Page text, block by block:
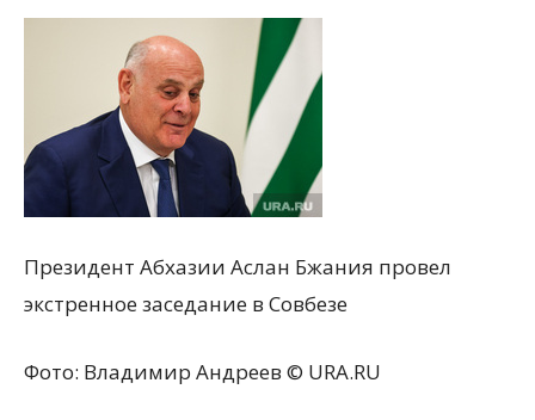
Президент Абхазии Аслан Бжания провел
экстренное заседание в Совбезе
Фото: Владимир Андреев © URA.RU